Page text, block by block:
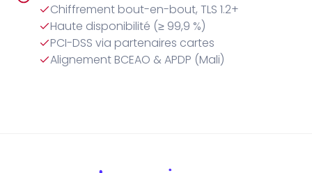
Chiffrement bout-en-bout, TLS 1.2+
Haute disponibilité (≥ 99,9 %)
PCI-DSS via partenaires cartes
Alignement BCEAO & APDP (Mali)